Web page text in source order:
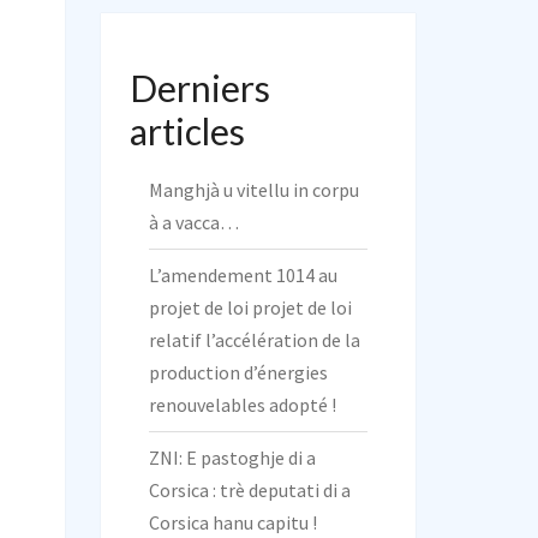
Derniers
articles
Manghjà u vitellu in corpu
à a vacca…
L’amendement 1014 au
projet de loi projet de loi
relatif l’accélération de la
production d’énergies
renouvelables adopté !
ZNI: E pastoghje di a
Corsica : trè deputati di a
Corsica hanu capitu !